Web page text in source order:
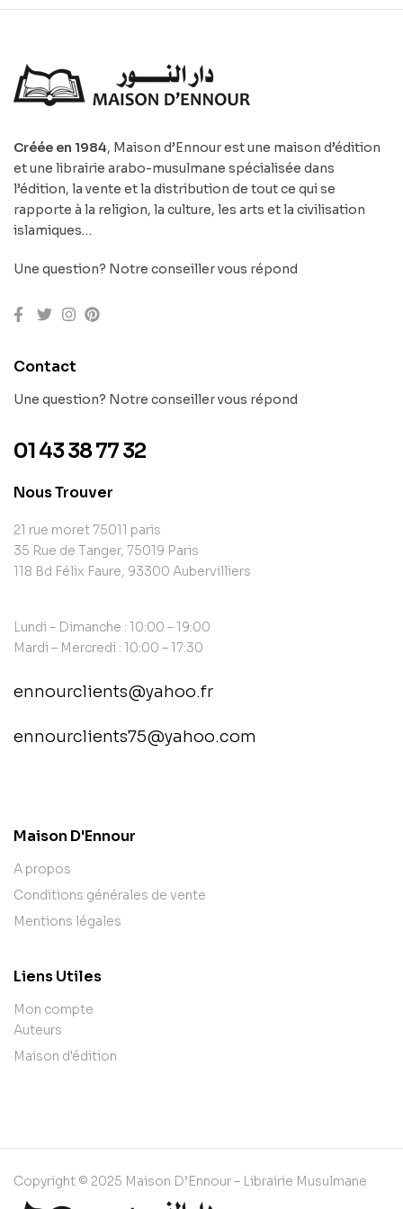
Créée en 1984, Maison d’Ennour est une maison d’édition
et une librairie arabo-musulmane spécialisée dans
l’édition, la vente et la distribution de tout ce qui se
rapporte à la religion, la culture, les arts et la civilisation
islamiques…
Une question? Notre conseiller vous répond
Contact
Une question? Notre conseiller vous répond
01 43 38 77 32
Nous Trouver
21 rue moret 75011 paris
35 Rue de Tanger, 75019 Paris
118 Bd Félix Faure, 93300 Aubervilliers
Lundi – Dimanche : 10:00 – 19:00
Mardi – Mercredi : 10:00 – 17:30
ennourclients@yahoo.fr
ennourclients75@yahoo.com
Maison D'Ennour
A propos
Conditions générales de vente
Mentions légales
Liens Utiles
Mon compte
Auteurs
Maison d'édition
Copyright © 2025 Maison D’Ennour – Librairie Musulmane